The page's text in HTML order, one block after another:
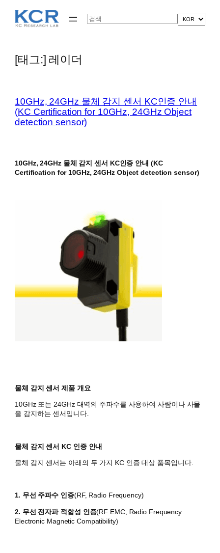
Search
[태그:] 레이더
10GHz, 24GHz 물체 감지 센서 KC인증 안내
(KC Certification for 10GHz, 24GHz Object
detection sensor)
10GHz, 24GHz 물체 감지 센서 KC인증 안내 (KC
Certification for 10GHz, 24GHz Object detection sensor)
물체 감지 센서 제품 개요
10GHz 또는 24GHz 대역의 주파수를 사용하여 사람이나 사물
을 감지하는 센서입니다.
물체 감지 센서 KC 인증 안내
물체 감지 센서는 아래의 두 가지 KC 인증 대상 품목입니다.
1. 무선 주파수 인증(RF, Radio Frequency)
2. 무선 전자파 적합성 인증(RF EMC, Radio Frequency
Electronic Magnetic Compatibility)